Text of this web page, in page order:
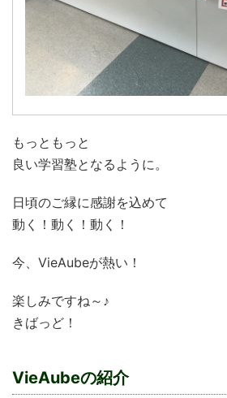
もっともっと
良い学習塾となるように。
日頃のご縁に感謝を込めて
動く！動く！動く！
今、VieAubeが熱い！
楽しみですね～♪
きばっど！
VieAubeの紹介